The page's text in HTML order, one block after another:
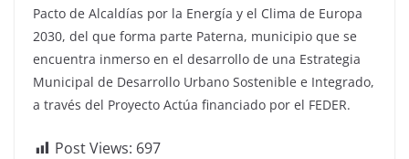
Pacto de Alcaldías por la Energía y el Clima de Europa
2030, del que forma parte Paterna, municipio que se
encuentra inmerso en el desarrollo de una Estrategia
Municipal de Desarrollo Urbano Sostenible e Integrado,
a través del Proyecto Actúa financiado por el FEDER.
Post Views: 697